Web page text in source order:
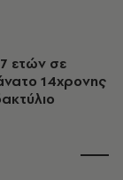
7 ετών σε
14χρονης